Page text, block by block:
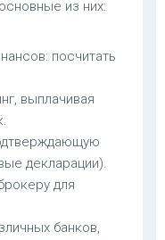
из них:
посчитать
выплачивая
декларации).
для
банков,